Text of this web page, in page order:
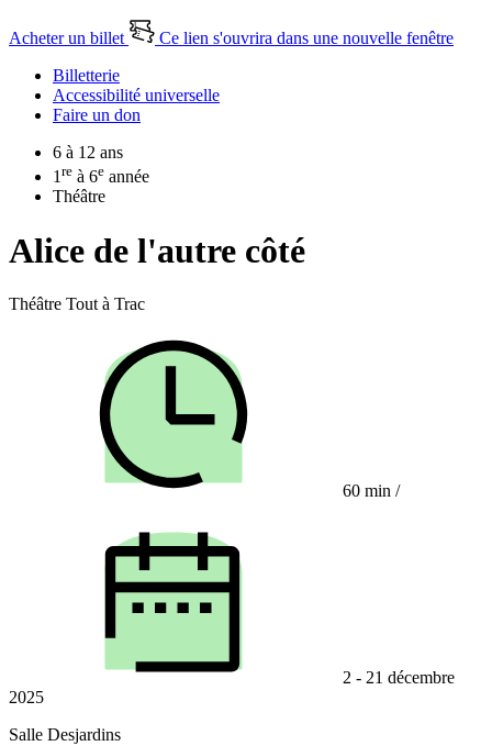
Acheter un billet
Ce lien s'ouvrira dans une nouvelle fenêtre
Billetterie
Accessibilité universelle
Faire un don
6 à 12 ans
1 re à 6e année
Théâtre
Alice de l'autre côté
Théâtre Tout à Trac
60 min /
2 - 21 décembre
2025
Salle Desjardins